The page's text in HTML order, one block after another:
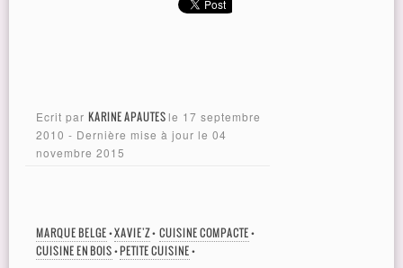
Ecrit par KARINE APAUTES le 17 septembre
2010 - Dernière mise à jour le 04
novembre 2015
MARQUE BELGE•XAVIE'Z• CUISINE COMPACTE•
CUISINE EN BOIS•PETITE CUISINE•